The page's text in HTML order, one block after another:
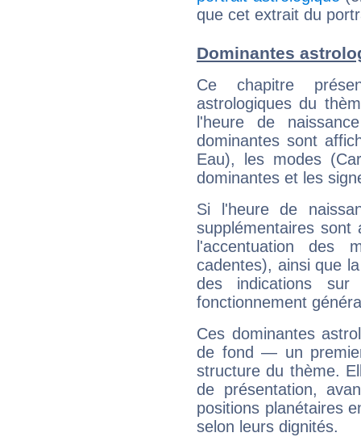
que cet extrait du
Dominantes
Ce chapitre
astrologiques du
l'heure de
dominantes sont
Eau), les modes
dominantes et les
Si l'heure de
supplémentaires sont
l'accentuation des
cadentes), ainsi que
des indications sur
fonctionnement
Ces dominantes
de fond — un
structure du thème.
de présentation,
positions planétaires
selon leurs dignités.